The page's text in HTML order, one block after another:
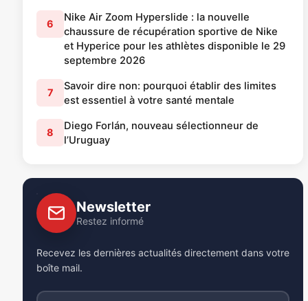
6
Nike Air Zoom Hyperslide : la nouvelle
chaussure de récupération sportive de Nike
et Hyperice pour les athlètes disponible le 29
septembre 2026
7
Savoir dire non: pourquoi établir des limites
est essentiel à votre santé mentale
8
Diego Forlán, nouveau sélectionneur de
l’Uruguay
Newsletter
Restez informé
Recevez les dernières actualités directement dans votre
boîte mail.